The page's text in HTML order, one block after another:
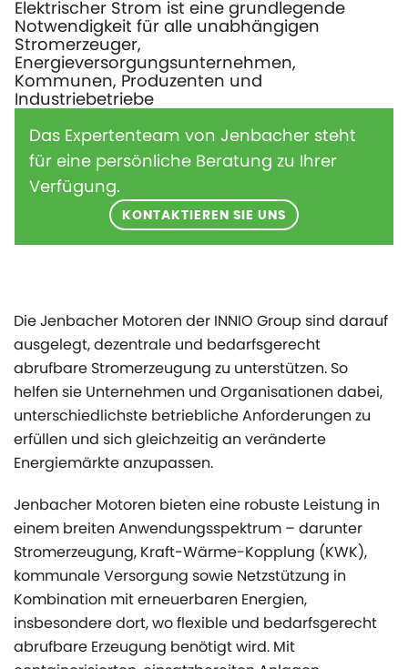
Elektrischer Strom ist eine grundlegende
Notwendigkeit für alle unabhängigen
Stromerzeuger,
Energieversorgungsunternehmen,
Kommunen, Produzenten und
Industriebetriebe
Das Expertenteam von Jenbacher steht
für eine persönliche Beratung zu Ihrer
Verfügung.
KONTAKTIEREN SIE UNS
Die Jenbacher Motoren der INNIO Group sind darauf
ausgelegt, dezentrale und bedarfsgerecht
abrufbare Stromerzeugung zu unterstützen. So
helfen sie Unternehmen und Organisationen dabei,
unterschiedlichste betriebliche Anforderungen zu
erfüllen und sich gleichzeitig an veränderte
Energiemärkte anzupassen.
Jenbacher Motoren bieten eine robuste Leistung in
einem breiten Anwendungsspektrum – darunter
Stromerzeugung, Kraft-Wärme-Kopplung (KWK),
kommunale Versorgung sowie Netzstützung in
Kombination mit erneuerbaren Energien,
insbesondere dort, wo flexible und bedarfsgerecht
abrufbare Erzeugung benötigt wird. Mit